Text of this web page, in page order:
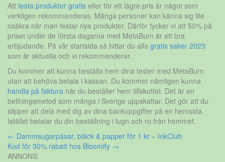
Att testa produkter gratis eller för ett lägre pris är något som
verkligen rekommenderas. Många personer kan känna sig lite
osäkra när man testar nya produkter. Därför tycker vi att 50% på
priset under de första dagarna med MetaBurn är ett bra
erbjudande. På vår startsida så hittar du alla gratis saker 2023
som är aktuella och vi rekommenderar.
Du kommer att kunna beställa hem dina tester med MetaBurn
utan att behöva betala i kassan. Du kommer nämligen kunna
handla på faktura när du beställer hem tillskottet. Det är en
betlningsmetod som många i Sverige uppskattar. Det gör att du
slipper att dela med dig av dina bankuppgifter på en hemsida.
Istället betalar du din beställning i lugn och ro från hemmet.
Inläggsnavigering
← Dammsugarpåsar, bläck & papper för 1 kr – InkClub
Kod för 30% rabatt hos Bloomify →
ANNONS: